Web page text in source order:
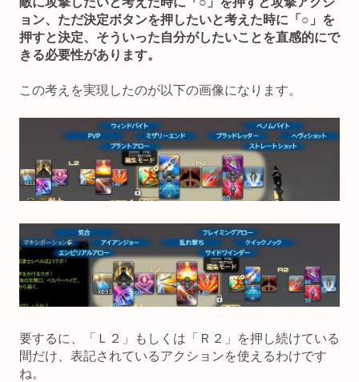
ョン、ただ決定ボタンを押したいと考えた時に「○」を
押すと決定、そういった自分がしたいことを直感的にで
きる必要性があります。
この考えを実現したのが以下の画像になります。
要するに、「Ｌ２」もしくは「Ｒ２」を押し続けている
間だけ、表記されているアクションを使えるわけです
ね。